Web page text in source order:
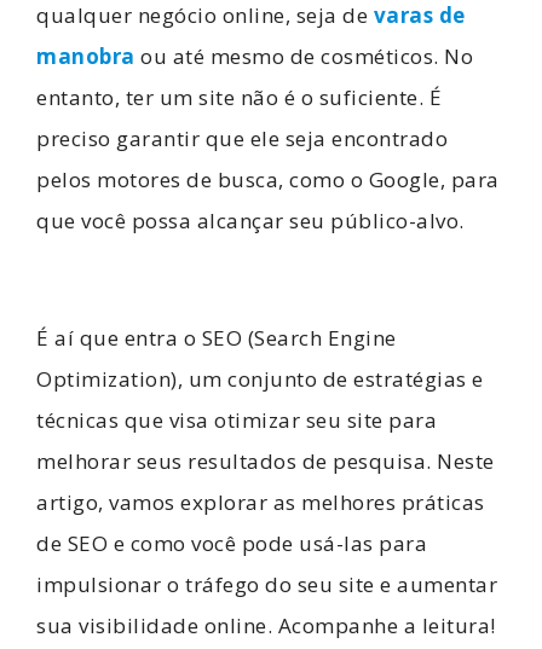
qualquer negócio online, seja de varas de
manobra ou até mesmo de cosméticos. No
entanto, ter um site não é o suficiente. É
preciso garantir que ele seja encontrado
pelos motores de busca, como o Google, para
que você possa alcançar seu público-alvo.
É aí que entra o SEO (Search Engine
Optimization), um conjunto de estratégias e
técnicas que visa otimizar seu site para
melhorar seus resultados de pesquisa. Neste
artigo, vamos explorar as melhores práticas
de SEO e como você pode usá-las para
impulsionar o tráfego do seu site e aumentar
sua visibilidade online. Acompanhe a leitura!